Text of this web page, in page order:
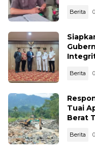
Berita
Berita
Tuai
Berat
Berita